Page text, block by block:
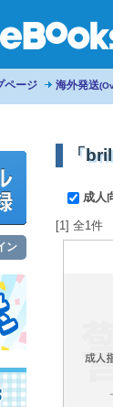
ページ 海外発送
ン
「
成人
[1] 全1件